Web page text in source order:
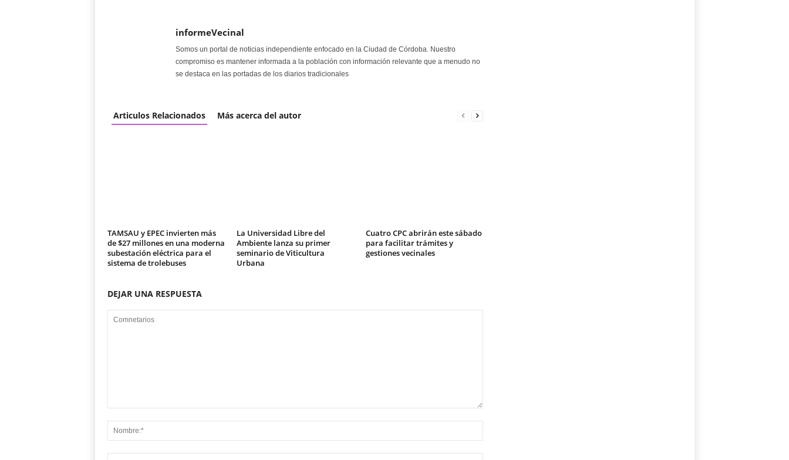
informeVecinal
Somos un portal de noticias independiente enfocado en la Ciudad de Córdoba. Nuestro
compromiso es mantener informada a la población con información relevante que a menudo no
se destaca en las portadas de los diarios tradicionales
Articulos Relacionados Más acerca del autor
TAMSAU y EPEC invierten más
de $27 millones en una moderna
subestación eléctrica para el
sistema de trolebuses
La Universidad Libre del
Ambiente lanza su primer
seminario de Viticultura
Urbana
Cuatro CPC abrirán este sábado
para facilitar trámites y
gestiones vecinales
DEJAR UNA RESPUESTA